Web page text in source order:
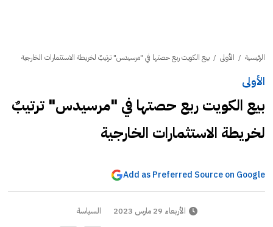
الرئيسية / الأولى / بيع الكويت ربع حصتها في "مرسيدس" ترتيبٌ لخريطة الاستثمارات الخارجية
الأولى
بيع الكويت ربع حصتها في "مرسيدس" ترتيبٌ
لخريطة الاستثمارات الخارجية
Add as Preferred Source on Google
الأربعاء 29 مارس 2023 السياسة